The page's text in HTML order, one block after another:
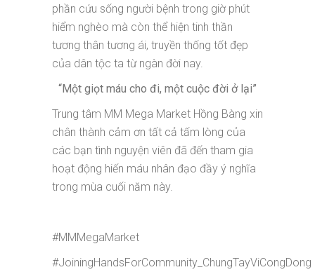
phần cứu sống người bệnh trong giờ phút
hiểm nghèo mà còn thể hiện tinh thần
tương thân tương ái, truyền thống tốt đẹp
của dân tộc ta từ ngàn đời nay.
“Một giọt máu cho đi, một cuộc đời ở lại”
Trung tâm MM Mega Market Hồng Bàng xin
chân thành cảm ơn tất cả tấm lòng của
các bạn tình nguyện viên đã đến tham gia
hoạt động hiến máu nhân đạo đầy ý nghĩa
trong mùa cuối năm này.
#MMMegaMarket
#JoiningHandsForCommunity_ChungTayViCongDong